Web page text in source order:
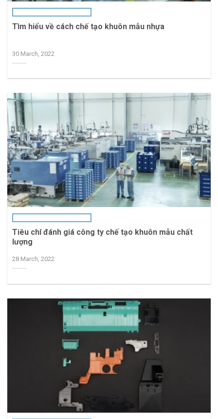
Tìm hiểu về cách chế tạo khuôn mẫu nhựa
30 March, 2022
Tiêu chí đánh giá công ty chế tạo khuôn mẫu chất
lượng
28 March, 2022